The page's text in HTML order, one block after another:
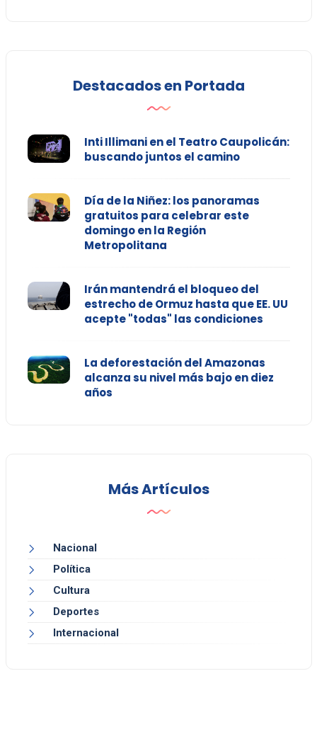
Destacados en Portada
Inti Illimani en el Teatro Caupolicán:
buscando juntos el camino
Día de la Niñez: los panoramas
gratuitos para celebrar este
domingo en la Región
Metropolitana
Irán mantendrá el bloqueo del
estrecho de Ormuz hasta que EE. UU
acepte "todas" las condiciones
La deforestación del Amazonas
alcanza su nivel más bajo en diez
años
Más Artículos
Nacional
Política
Cultura
Deportes
Internacional